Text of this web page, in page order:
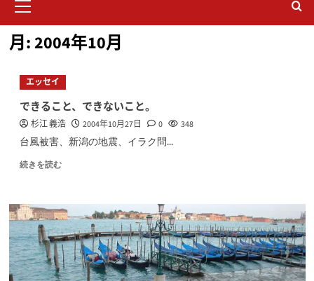
イ
ン
メ
ー
月:2004年10月
エッセイ
できること、できないこと。
杉江 義浩 2004年10月27日 0 348
台風被害、新潟の地震、イラク問...
続きを読む